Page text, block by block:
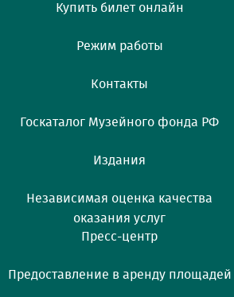
Купить билет онлайн
Режим работы
Контакты
Госкаталог Музейного фонда РФ
Издания
Независимая оценка качества
оказания услуг
Пресс-центр
Предоставление в аренду площадей